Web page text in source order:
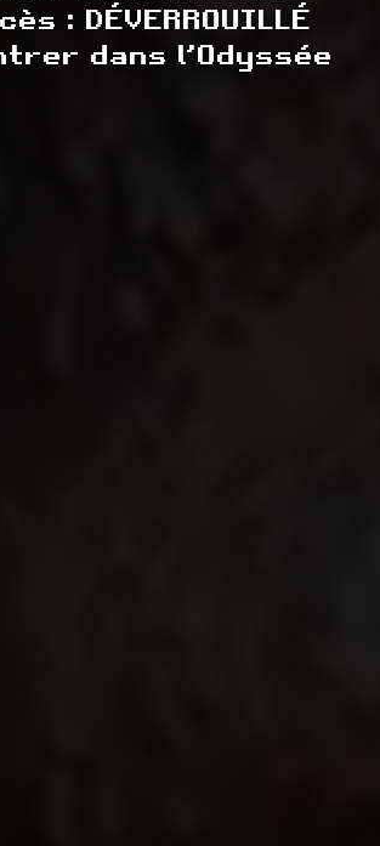
: DÉVERROUILLÉ
dans l’Odyssée